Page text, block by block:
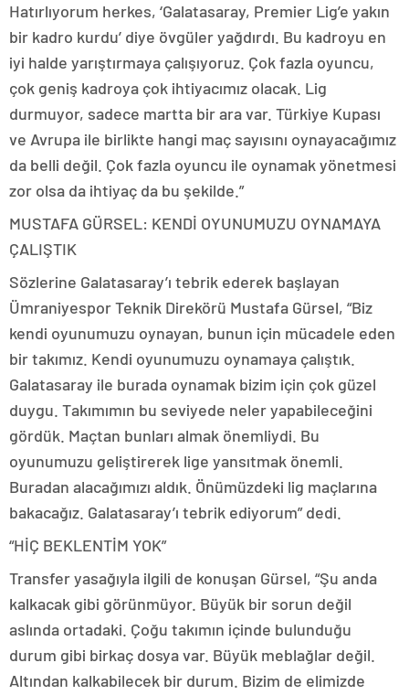
Hatırlıyorum herkes, ‘Galatasaray, Premier Lig’e yakın
bir kadro kurdu’ diye övgüler yağdırdı. Bu kadroyu en
iyi halde yarıştırmaya çalışıyoruz. Çok fazla oyuncu,
çok geniş kadroya çok ihtiyacımız olacak. Lig
durmuyor, sadece martta bir ara var. Türkiye Kupası
ve Avrupa ile birlikte hangi maç sayısını oynayacağımız
da belli değil. Çok fazla oyuncu ile oynamak yönetmesi
zor olsa da ihtiyaç da bu şekilde.”
MUSTAFA GÜRSEL: KENDİ OYUNUMUZU OYNAMAYA
ÇALIŞTIK
Sözlerine Galatasaray’ı tebrik ederek başlayan
Ümraniyespor Teknik Direkörü Mustafa Gürsel, “Biz
kendi oyunumuzu oynayan, bunun için mücadele eden
bir takımız. Kendi oyunumuzu oynamaya çalıştık.
Galatasaray ile burada oynamak bizim için çok güzel
duygu. Takımımın bu seviyede neler yapabileceğini
gördük. Maçtan bunları almak önemliydi. Bu
oyunumuzu geliştirerek lige yansıtmak önemli.
Buradan alacağımızı aldık. Önümüzdeki lig maçlarına
bakacağız. Galatasaray’ı tebrik ediyorum” dedi.
“HİÇ BEKLENTİM YOK”
Transfer yasağıyla ilgili de konuşan Gürsel, “Şu anda
kalkacak gibi görünmüyor. Büyük bir sorun değil
aslında ortadaki. Çoğu takımın içinde bulunduğu
durum gibi birkaç dosya var. Büyük meblağlar değil.
Altından kalkabilecek bir durum. Bizim de elimizde